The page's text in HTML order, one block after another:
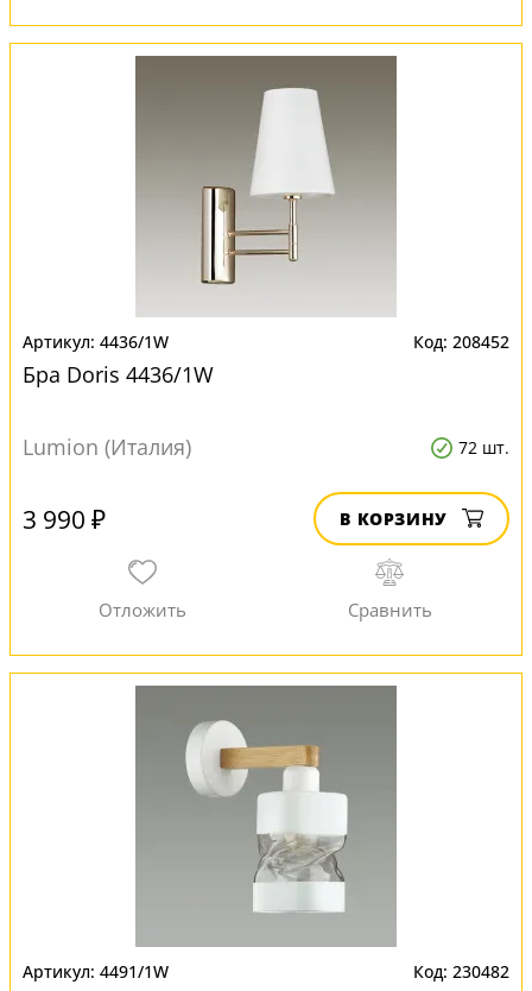
4436/1W 208452
Бра Doris 4436/1W
Lumion (Италия) 72 шт.
3 990 ₽ В КОРЗИНУ
4491/1W 230482